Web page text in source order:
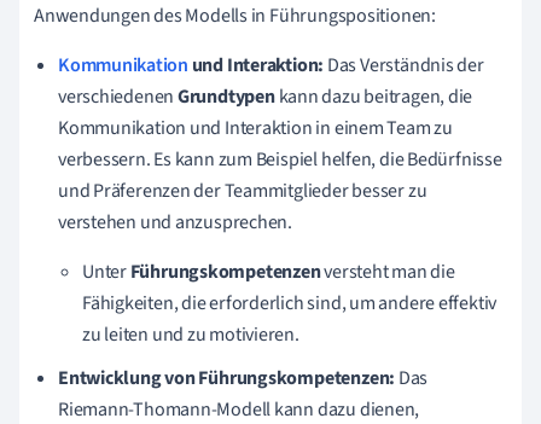
Anwendungen des Modells in Führungspositionen:
Kommunikation und Interaktion: Das Verständnis der
verschiedenenGrundtypenkann dazu beitragen, die
Kommunikation und Interaktion in einem Team zu
verbessern. Es kann zum Beispiel helfen, die Bedürfnisse
und Präferenzen der Teammitglieder besser zu
verstehen und anzusprechen.
UnterFührungskompetenzenversteht man die
Fähigkeiten, die erforderlich sind, um andere effektiv
zu leiten und zu motivieren.
Entwicklung von Führungskompetenzen: Das
Riemann-Thomann-Modell kann dazu dienen,